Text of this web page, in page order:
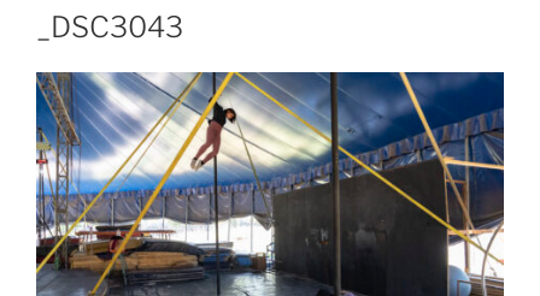
_DSC3043